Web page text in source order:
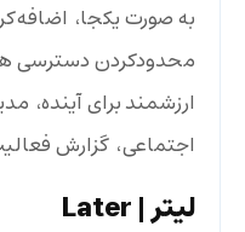
به صورت یکجا،
محدودکردن دسترسی
ارزشمند برای آینده،
اجتماعی، گزارش
لیتر| Later